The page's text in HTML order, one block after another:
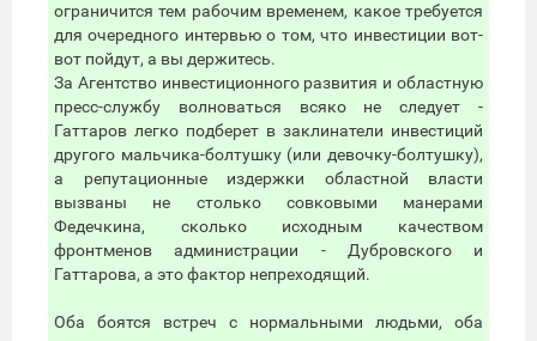
ограничится тем рабочим временем, какое требуется
для очередного интервью о том, что инвестиции вот-
вот пойдут, а вы держитесь.
За Агентство инвестиционного развития и областную
пресс-службу волноваться всяко не следует -
Гаттаров легко подберет в заклинатели инвестиций
другого мальчика-болтушку (или девочку-болтушку),
а репутационные издержки областной власти
вызваны не столько совковыми манерами
Федечкина, сколько исходным качеством
фронтменов администрации - Дубровского и
Гаттарова, а это фактор непреходящий.
Оба боятся встреч с нормальными людьми, оба